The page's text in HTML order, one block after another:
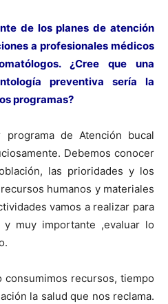
de los planes de atención
a profesionales médicos
¿Cree que una
preventiva sería la
programas?
programa de Atención bucal
Debemos conocer
las prioridades y los
humanos y materiales
vamos a realizar para
muy importante ,evaluar lo
consumimos recursos, tiempo
la salud que nos reclama.